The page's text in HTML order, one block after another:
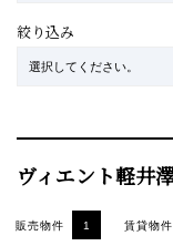
絞り込み
ヴィエント軽井
賃貸物件
販売物件 1